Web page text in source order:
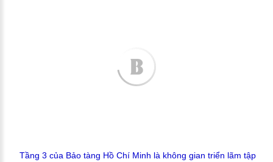
Tầng 3 của Bảo tàng Hồ Chí Minh là không gian triển lãm tập